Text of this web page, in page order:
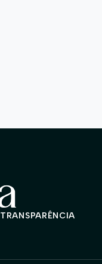
TRANSPARÊNCIA